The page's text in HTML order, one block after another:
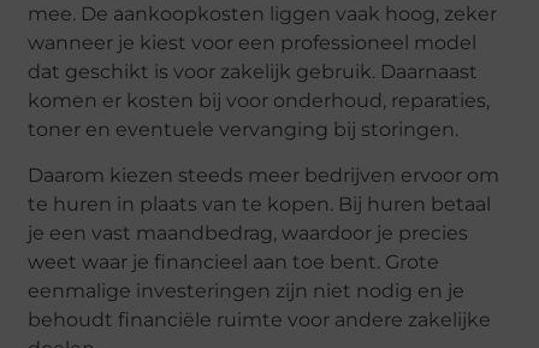
mee. De aankoopkosten liggen vaak hoog, zeker
wanneer je kiest voor een professioneel model
dat geschikt is voor zakelijk gebruik. Daarnaast
komen er kosten bij voor onderhoud, reparaties,
toner en eventuele vervanging bij storingen.
Daarom kiezen steeds meer bedrijven ervoor om
te huren in plaats van te kopen. Bij huren betaal
je een vast maandbedrag, waardoor je precies
weet waar je financieel aan toe bent. Grote
eenmalige investeringen zijn niet nodig en je
behoudt financiële ruimte voor andere zakelijke